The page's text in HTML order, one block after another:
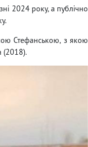
2024 року, а публічно
Стефанською, з якою
(2018).